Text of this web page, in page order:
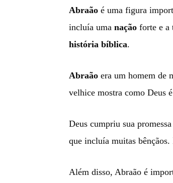
Abraão é uma figura
incluía uma nação forte e a
história bíblica.
Abraão era um homem de
velhice mostra como Deus
Deus cumpriu sua
que incluía muitas
Além disso, Abraão é